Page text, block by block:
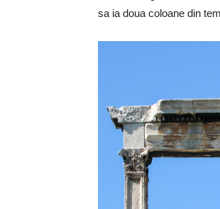
sa ia doua coloane din